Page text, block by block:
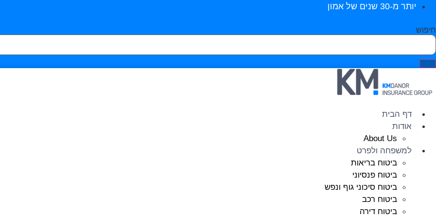
יותר מ-30 שנים של אמון
חיפוש
דף הבית
אודות
About Us
למשפחה ולפרט
ביטוח בריאות
ביטוח פנסיוני
ביטוח סיכוני גוף ונפש
ביטוח רכב
ביטוח דירה